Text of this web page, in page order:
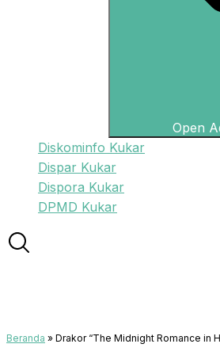
Open
Diskominfo Kukar
Dispar Kukar
Dispora Kukar
DPMD Kukar
Beranda » Drakor “The Midnight Romance in